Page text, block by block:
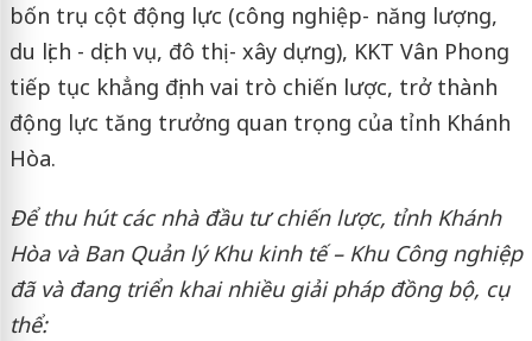
bốn trụ cột động lực (công nghiệp- năng lượng,
du lịch - dịch vụ, đô thị - xây dựng), KKT Vân Phong
tiếp tục khẳng định vai trò chiến lược, trở thành
động lực tăng trưởng quan trọng của tỉnh Khánh
Hòa.
Để thu hút các nhà đầu tư chiến lược, tỉnh Khánh
Hòa và Ban Quản lý Khu kinh tế – Khu Công nghiệp
đã và đang triển khai nhiều giải pháp đồng bộ, cụ
thể: